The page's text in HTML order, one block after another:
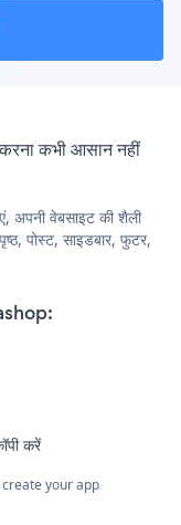
कभी आसान नहीं
अपनी वेबसाइट की शैली
पोस्ट, साइडबार, फुटर,
करें
your app